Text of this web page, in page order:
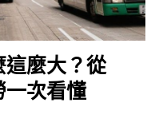
麼大？從
一次看懂